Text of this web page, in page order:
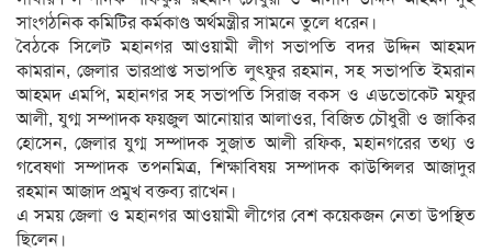
সাংগঠনিক কমিটির কর্মকাণ্ড অর্থমন্ত্রীর সামনে তুলে ধরেন।
বৈঠকে সিলেট মহানগর আওয়ামী লীগ সভাপতি বদর উদ্দিন আহমদ
কামরান, জেলার ভারপ্রাপ্ত সভাপতি লুৎফুর রহমান, সহ সভাপতি ইমরান
আহমদ এমপি, মহানগর সহ সভাপতি সিরাজ বকস ও এডভোকেট মফুর
আলী, যুগ্ম সম্পাদক ফয়জুল আনোয়ার আলাওর, বিজিত চৌধুরী ও জাকির
হোসেন, জেলার যুগ্ম সম্পাদক সুজাত আলী রফিক, মহানগরের তথ্য ও
গবেষণা সম্পাদক তপনমিত্র, শিক্ষাবিষয় সম্পাদক কাউন্সিলর আজাদুর
রহমান আজাদ প্রমুখ বক্তব্য রাখেন।
এ সময় জেলা ও মহানগর আওয়ামী লীগের বেশ কয়েকজন নেতা উপস্থিত
ছিলেন।